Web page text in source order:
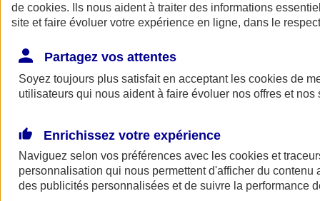
de cookies. Ils nous aident à traiter des informations
site et faire évoluer votre expérience en ligne, dans le
Partagez vos attentes
Soyez toujours plus satisfait en acceptant les cookies de
utilisateurs qui nous aident à faire évoluer nos offres et nos
Enrichissez votre expérience
Naviguez selon vos préférences avec les cookies et
personnalisation qui nous permettent d'afficher du contenu
des publicités personnalisées et de suivre la performance